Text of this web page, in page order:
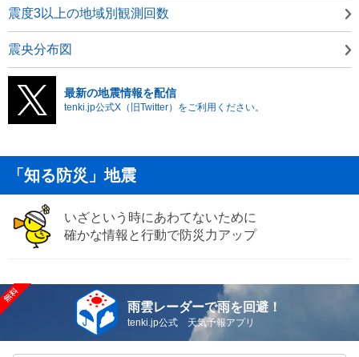
震度3以上の地域別観測回数
震央分布図
最新の地震情報を配信
tenki.jp公式X（旧Twitter）をご利用ください。
「知る防災」地震
いざという時にあわてないために
確かな情報と行動で防災力アップ
雨雲レーダーで雨を回避！
tenki.jp公式 天気予報アプリ